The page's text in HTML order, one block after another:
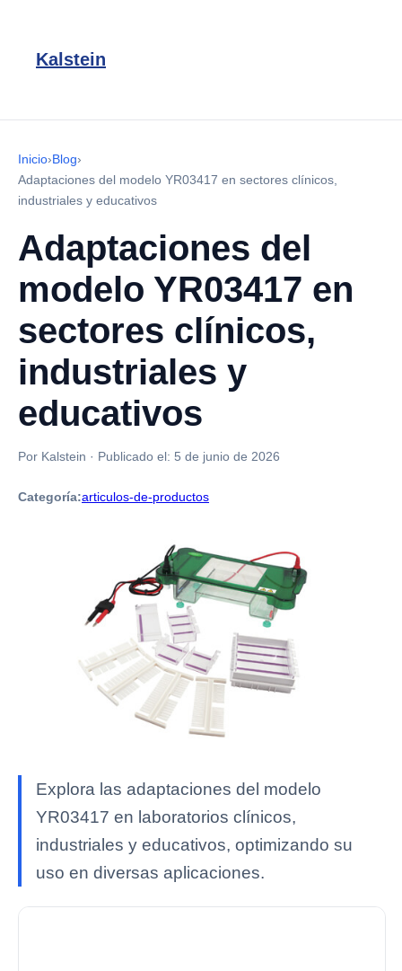
Kalstein
Inicio›Blog›
Adaptaciones del modelo YR03417 en sectores clínicos,
industriales y educativos
Adaptaciones del
modelo YR03417 en
sectores clínicos,
industriales y
educativos
Por Kalstein · Publicado el: 5 de junio de 2026
Categoría:articulos-de-productos
Explora las adaptaciones del modelo
YR03417 en laboratorios clínicos,
industriales y educativos, optimizando su
uso en diversas aplicaciones.